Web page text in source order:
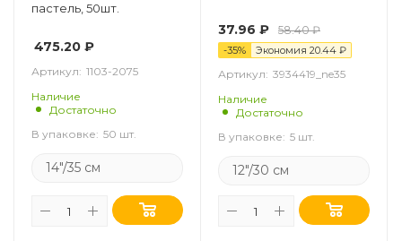
пастель, 50шт.
475.20 ₽
Артикул: 1103-2075
Наличие
Достаточно
В упаковке: 50 шт.
14"/35 см
37.96 ₽ 58.40₽
-35% Экономия 20.44 ₽
Артикул: 3934419_ne35
Наличие
Достаточно
В упаковке: 5 шт.
12"/30 см